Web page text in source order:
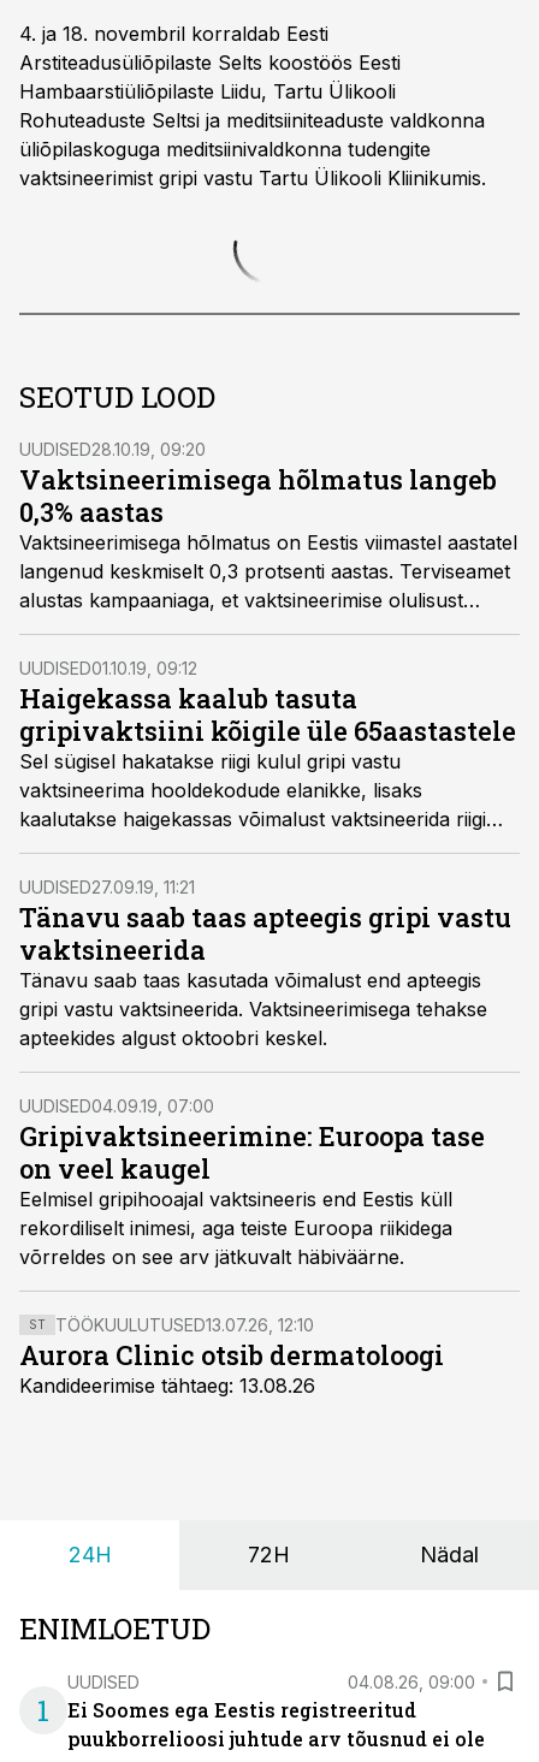
4. ja 18. novembril korraldab Eesti
Arstiteadusüliõpilaste Selts koostöös Eesti
Hambaarstiüliõpilaste Liidu, Tartu Ülikooli
Rohuteaduste Seltsi ja meditsiiniteaduste valdkonna
üliõpilaskoguga meditsiinivaldkonna tudengite
vaktsineerimist gripi vastu Tartu Ülikooli Kliinikumis.
SEOTUD LOOD
UUDISED28.10.19, 09:20
Vaktsineerimisega hõlmatus langeb
0,3% aastas
Vaktsineerimisega hõlmatus on Eestis viimastel aastatel
langenud keskmiselt 0,3 protsenti aastas. Terviseamet
alustas kampaaniaga, et vaktsineerimise olulisust
meelde tuletada.
UUDISED01.10.19, 09:12
Haigekassa kaalub tasuta
gripivaktsiini kõigile üle 65aastastele
Sel sügisel hakatakse riigi kulul gripi vastu
vaktsineerima hooldekodude elanikke, lisaks
kaalutakse haigekassas võimalust vaktsineerida riigi
kulul gripi vastu kõiki üle 65aastaseid inimesi.
UUDISED27.09.19, 11:21
Tänavu saab taas apteegis gripi vastu
vaktsineerida
Tänavu saab taas kasutada võimalust end apteegis
gripi vastu vaktsineerida. Vaktsineerimisega tehakse
apteekides algust oktoobri keskel.
UUDISED04.09.19, 07:00
Gripivaktsineerimine: Euroopa tase
on veel kaugel
Eelmisel gripihooajal vaktsineeris end Eestis küll
rekordiliselt inimesi, aga teiste Euroopa riikidega
võrreldes on see arv jätkuvalt häbiväärne.
ST TÖÖKUULUTUSED13.07.26, 12:10
Aurora Clinic otsib dermatoloogi
Kandideerimise tähtaeg: 13.08.26
24H 72H Nädal
ENIMLOETUD
1
UUDISED 04.08.26, 09:00
Ei Soomes ega Eestis registreeritud
puukborrelioosi juhtude arv tõusnud ei ole